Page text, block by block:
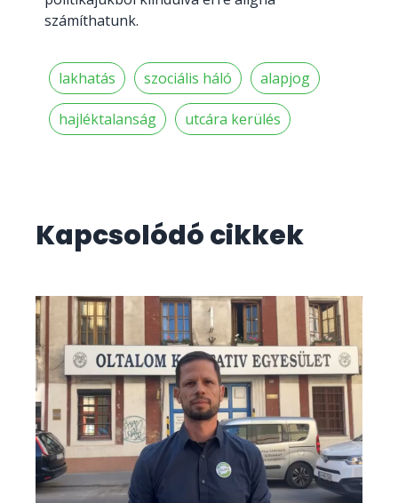
számíthatunk.
lakhatás szociális háló alapjog
hajléktalanság utcára kerülés
Kapcsolódó cikkek